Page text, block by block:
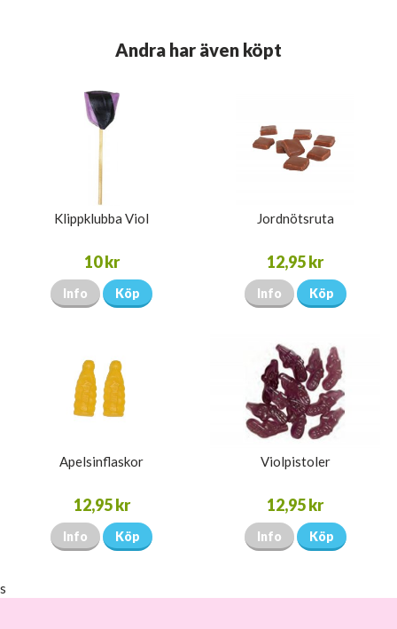
Andra har även köpt
Klippklubba Viol
10 kr
Info Köp
Jordnötsruta
12,95 kr
Info Köp
Apelsinflaskor
12,95 kr
Info Köp
Violpistoler
12,95 kr
Info Köp
s